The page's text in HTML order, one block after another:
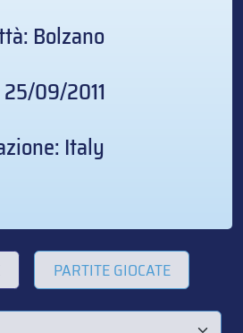
Bolzano
25/09/2011
Italy
PARTITE GIOCATE